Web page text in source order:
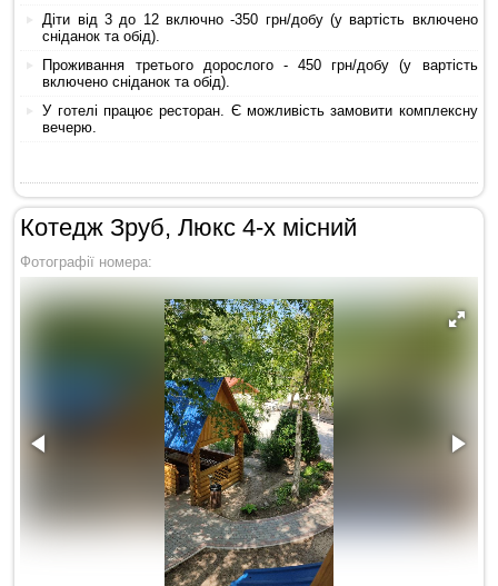
Діти від 3 до 12 включно -350 грн/добу (у вартість включено
сніданок та обід).
Проживання третього дорослого - 450 грн/добу (у вартість
включено сніданок та обід).
У готелі працює ресторан. Є можливість замовити комплексну
вечерю.
Котедж Зруб, Люкс 4-х місний
Фотографії номера: